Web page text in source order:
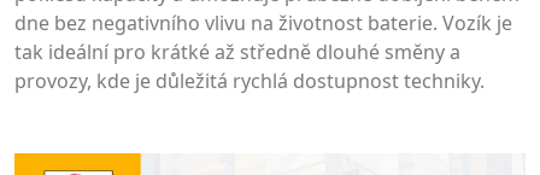
dne bez negativního vlivu na životnost baterie. Vozík je
tak ideální pro krátké až středně dlouhé směny a
provozy, kde je důležitá rychlá dostupnost techniky.